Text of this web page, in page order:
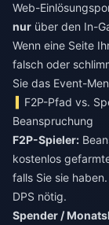
Web-
nur über den In-
Wenn eine Seite
falsch oder
Sie das Event-
F2P-Pfad vs.
Beanspruchung
F2P-Spieler:
kostenlos
falls Sie sie
DPS nötig.
Spender /